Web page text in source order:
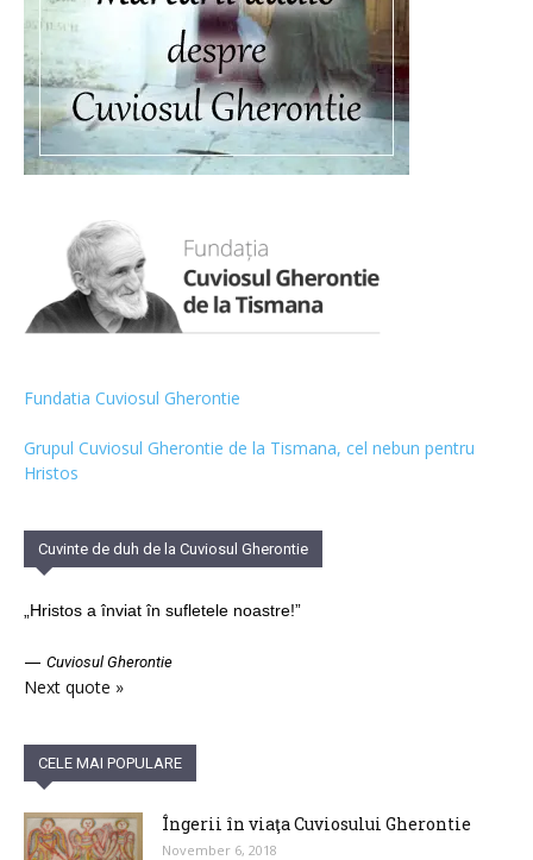
Fundatia Cuviosul Gherontie
Grupul Cuviosul Gherontie de la Tismana, cel nebun pentru
Hristos
Cuvinte de duh de la Cuviosul Gherontie
„Hristos a înviat în sufletele noastre!”
— Cuviosul Gherontie
Next quote »
CELE MAI POPULARE
Îngerii în viaţa Cuviosului Gherontie
November 6, 2018